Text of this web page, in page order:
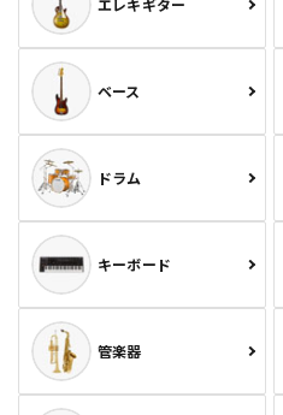
ベース
ドラム
キーボード
管楽器